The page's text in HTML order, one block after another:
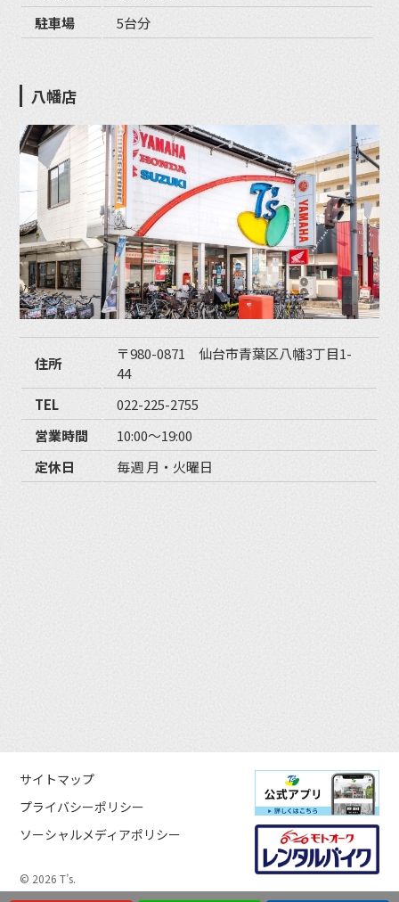
駐車場
5台分
八幡店
住所
〒980-0871 仙台市青葉区八幡3丁目1-
44
TEL
022-225-2755
営業時間
10:00〜19:00
定休日
毎週 月・火曜日
サイトマップ
プライバシーポリシー
ソーシャルメディアポリシー
© 2026 T’s.